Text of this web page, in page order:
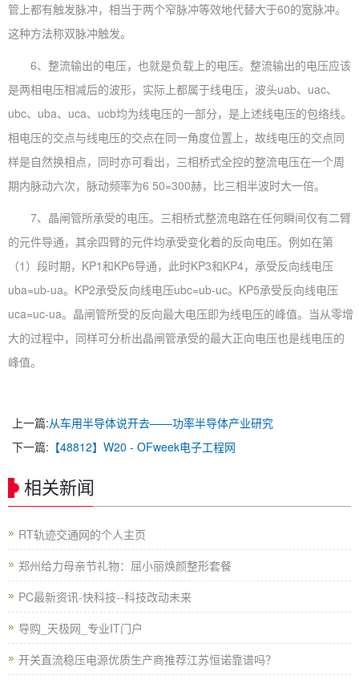
管上都有触发脉冲，相当于两个窄脉冲等效地代替大于60的宽脉冲。
这种方法称双脉冲触发。
6、整流输出的电压，也就是负载上的电压。整流输出的电压应该
是两相电压相减后的波形，实际上都属于线电压，波头uab、uac、
ubc、uba、uca、ucb均为线电压的一部分，是上述线电压的包络线。
相电压的交点与线电压的交点在同一角度位置上，故线电压的交点同
样是自然换相点，同时亦可看出，三相桥式全控的整流电压在一个周
期内脉动六次，脉动频率为6 50=300赫，比三相半波时大一倍。
7、晶闸管所承受的电压。三相桥式整流电路在任何瞬间仅有二臂
的元件导通，其余四臂的元件均承受变化着的反向电压。例如在第
（1）段时期，KP1和KP6导通，此时KP3和KP4，承受反向线电压
uba=ub-ua。KP2承受反向线电压ubc=ub-uc。KP5承受反向线电压
uca=uc-ua。晶闸管所受的反向最大电压即为线电压的峰值。当从零增
大的过程中，同样可分析出晶闸管承受的最大正向电压也是线电压的
峰值。
上一篇:从车用半导体说开去——功率半导体产业研究
下一篇: 【48812】W20 - OFweek电子工程网
相关新闻
RT轨迹交通网的个人主页
郑州给力母亲节礼物：屈小丽焕颜整形套餐
PC最新资讯-快科技--科技改动未来
导购_天极网_专业IT门户
开关直流稳压电源优质生产商推荐江苏恒诺靠谱吗？